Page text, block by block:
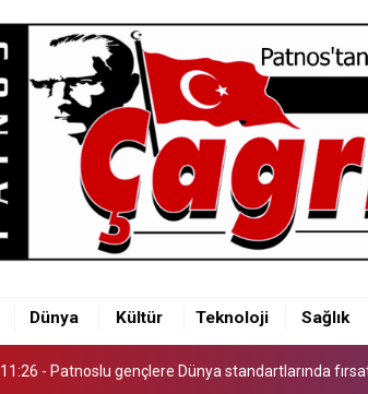
Dünya Kültür Teknoloji Sağlık
11:26 - Patnoslu gençlere Dünya standartlarında fırsat,
11:26 - Patnoslu gençlere Dünya standartlarında fırsat,